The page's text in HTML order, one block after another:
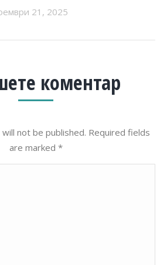
21, 2025
коментар
not be published. Required fields
are marked *